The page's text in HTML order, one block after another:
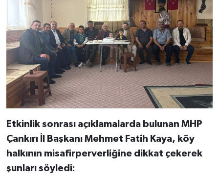
Etkinlik sonrası açıklamalarda bulunan MHP
Çankırı İl Başkanı Mehmet Fatih Kaya, köy
halkının misafirperverliğine dikkat çekerek
şunları söyledi: